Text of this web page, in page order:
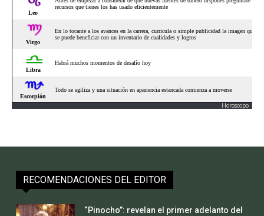
Horoscopo
RECOMENDACIONES DEL EDITOR
“Pinocho”: revelan el primer adelanto del